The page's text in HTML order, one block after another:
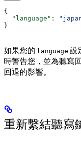
{
  "language"
:
}
如果您的 language 設
時警告您，並為聽寫
回退的影響。
重新繫結聽寫